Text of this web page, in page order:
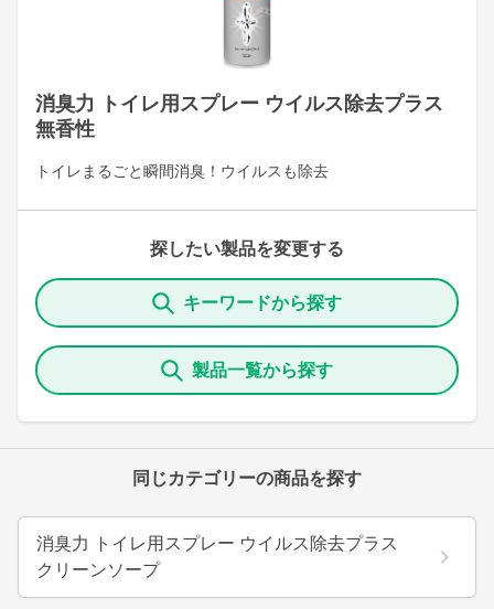
消臭力 トイレ用スプレー ウイルス除去プラス
無香性
トイレまるごと瞬間消臭！ウイルスも除去
探したい製品を変更する
キーワードから探す
製品一覧から探す
同じカテゴリーの商品を探す
消臭力 トイレ用スプレー ウイルス除去プラス
クリーンソープ